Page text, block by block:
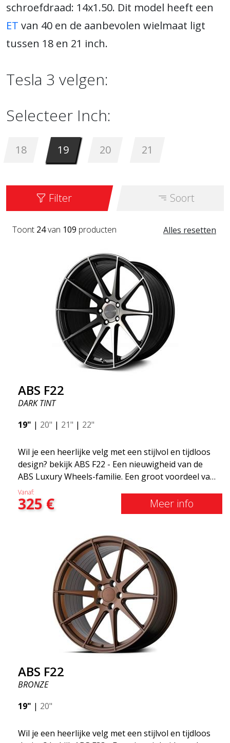
schroefdraad: 14x1.50. Dit model heeft een
ET van 40 en de aanbevolen wielmaat ligt
tussen 18 en 21 inch.
Tesla 3 velgen:
Selecteer Inch:
18 19 20 21
Filter Soort
Alles resetten
Toont 24van 109 producten
ABS F22
DARK TINT
19" | 20" | 21" | 22"
Wil je een heerlijke velg met een stijlvol en tijdloos
design? bekijk ABS F22 - Een nieuwigheid van de
ABS Luxury Wheels-familie. Een groot voordeel van
deze velg is de gewichtsbesparing tot wel 50%Onder
alle toonaangevende race-experts ter wereld is er
één ding waar iedereen het over eens is, het
besparing van 50% biedt grote voordelen zoals
brandstofbesparing, snelheid en gewicht. Net als
elke andere ABS-velg is deze stijlvol en aanpasbaar
aan elk automerk. Dankzij de ABS360 konan kunnen
we de kegel eenvoudig aanpassen aan uw specifieke
Vanaf:
325€ Meer info
ABS F22
BRONZE
19" | 20"
Wil je een heerlijke velg met een stijlvol en tijdloos